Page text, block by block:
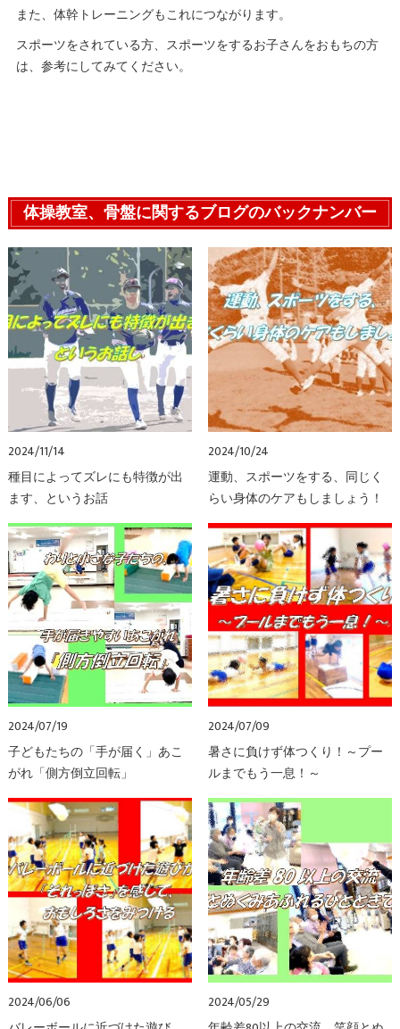
また、体幹トレーニングもこれにつながります。
スポーツをされている方、スポーツをするお子さんをおもちの方
は、参考にしてみてください。
体操教室、骨盤に関するブログのバックナンバー
2024/11/14
種目によってズレにも特徴が出
ます、というお話
2024/10/24
運動、スポーツをする、同じく
らい身体のケアもしましょう！
2024/07/19
子どもたちの「手が届く」あこ
がれ「側方倒立回転」
2024/07/09
暑さに負けず体つくり！～プー
ルまでもう一息！～
2024/06/06
2024/05/29